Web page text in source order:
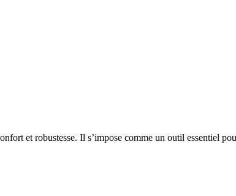
et robustesse. Il s’impose comme un outil essentiel